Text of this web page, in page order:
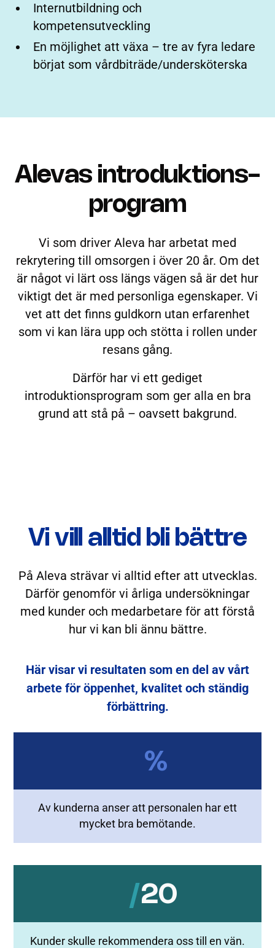
Internutbildning och
kompetensutveckling
En möjlighet att växa – tre av fyra ledare
börjat som vårdbiträde/undersköterska
Alevas introduktions-
program
Vi som driver Aleva har arbetat med
rekrytering till omsorgen i över 20 år. Om det
är något vi lärt oss längs vägen så är det hur
viktigt det är med personliga egenskaper. Vi
vet att det finns guldkorn utan erfarenhet
som vi kan lära upp och stötta i rollen under
resans gång.
Därför har vi ett gediget
introduktionsprogram som ger alla en bra
grund att stå på – oavsett bakgrund.
Vi vill alltid bli bättre
På Aleva strävar vi alltid efter att utvecklas.
Därför genomför vi årliga undersökningar
med kunder och medarbetare för att förstå
hur vi kan bli ännu bättre.
Här visar vi resultaten som en del av vårt
arbete för öppenhet, kvalitet och ständig
förbättring.
%
Av kunderna anser att personalen har ett
mycket bra bemötande.
/20
Kunder skulle rekommendera oss till en vän.